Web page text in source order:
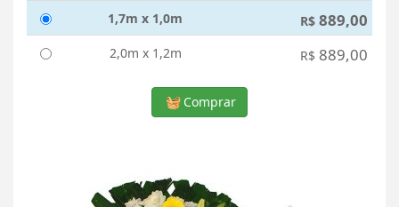
1,7m x 1,0m R$ 889,00
2,0m x 1,2m R$ 889,00
Comprar